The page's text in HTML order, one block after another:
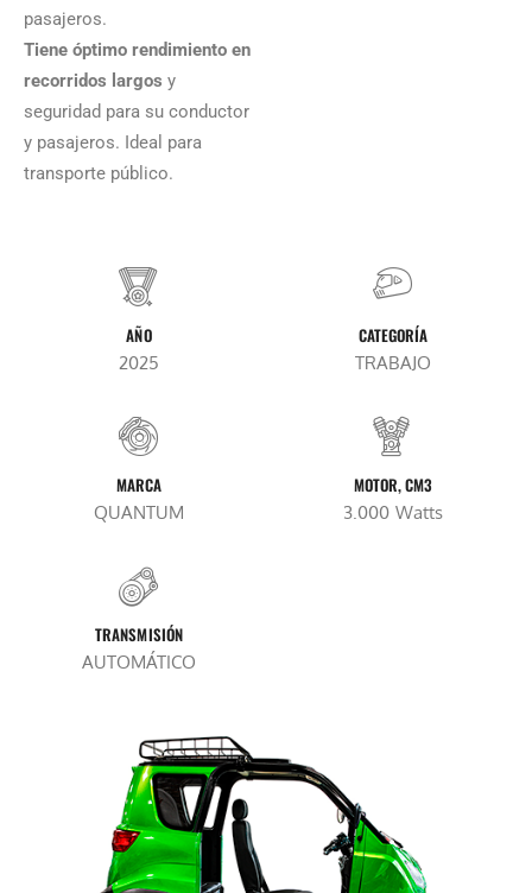
pasajeros.​
Tiene óptimo rendimiento en
recorridos largos y
seguridad para su conductor
y pasajeros. Ideal para
transporte público.
AÑO
2025
CATEGORÍA
TRABAJO
MARCA
QUANTUM
MOTOR, CM3
3.000 Watts
TRANSMISIÓN
AUTOMÁTICO